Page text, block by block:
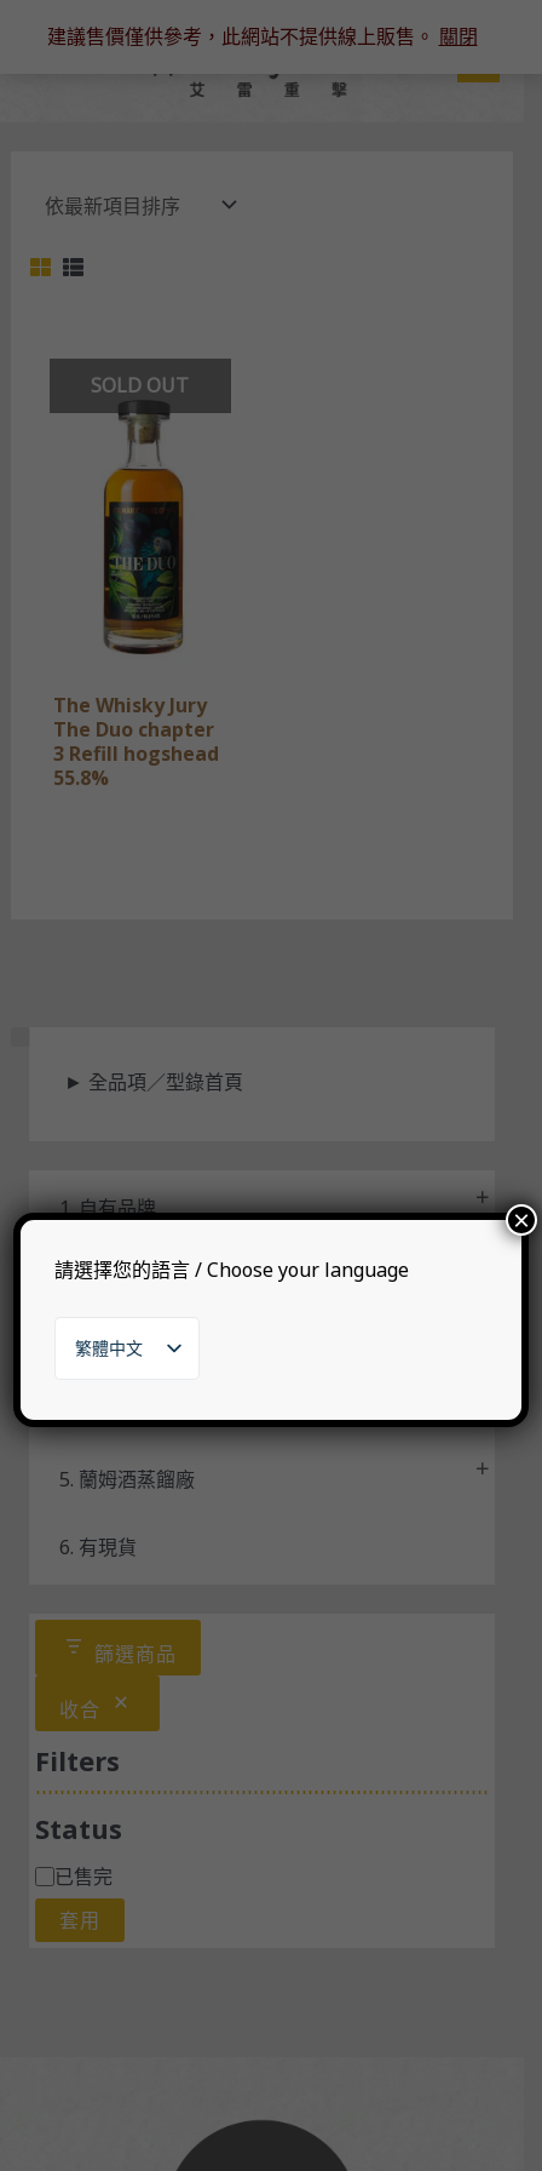
建議售價僅供參考，此網站不提供線上販售。 關閉
SOLD OUT
The Whisky Jury
The Duo chapter
3 Refill hogshead
55.8%
► 全品項／型錄首頁
1. 自有品牌
2. 代理品牌
3. 其他烈酒
5. 蘭姆酒蒸餾廠
6. 有現貨
篩選商品
收合
Filters
Status
已售完
套用
請選擇您的語言 / Choose your language
繁體中文
English
한국어
×